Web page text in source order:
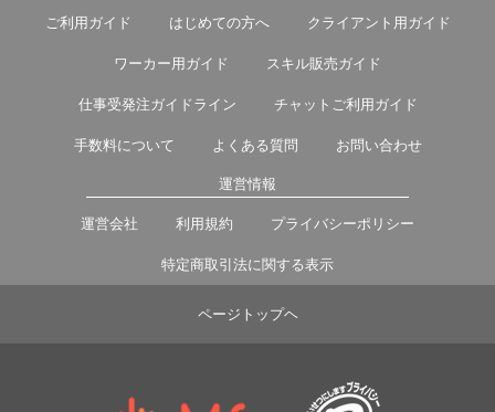
ご利用ガイド はじめての方へ クライアント用ガイド
ワーカー用ガイド スキル販売ガイド
仕事受発注ガイドライン チャットご利用ガイド
手数料について よくある質問 お問い合わせ
運営情報
運営会社 利用規約 プライバシーポリシー
特定商取引法に関する表示
ページトップヘ